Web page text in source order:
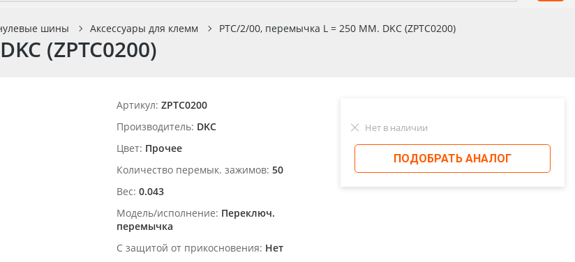
шины Аксессуары для клемм PTC/2/00, перемычка L = 250 MM. DKC (ZPTC0200)
(ZPTC0200)
Артикул: ZPTC0200
Производитель: DKC
Цвет: Прочее
Количество перемык. зажимов: 50
Вес: 0.043
Модель/исполнение: Переключ.
перемычка
С защитой от прикосновения: Нет
Нет в наличии
ПОДОБРАТЬ АНАЛОГ